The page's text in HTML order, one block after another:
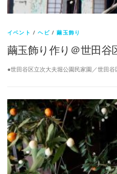
イベント /ヘビ/繭玉飾り
繭玉飾り作り＠世田谷
●世田谷区立次大夫堀公園民家園／世田